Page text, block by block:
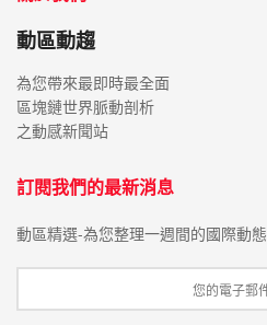
動區動趨
為您帶來最即時最全面
區塊鏈世界脈動剖析
之動感新聞站
訂閱我們的最新消息
動區精選-為您整理一週間的國際動態